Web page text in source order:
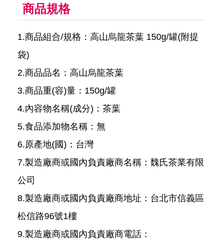
商品規格
1.商品組合/規格：高山烏龍茶葉 150g/罐(附提
袋)
2.商品品名：高山烏龍茶葉
3.商品重(容)量：150g/罐
4.內容物名稱(成分)：茶葉
5.食品添加物名稱：無
6.原產地(國)：台灣
7.製造廠商或國內負責廠商名稱：魏氏茶業有限
公司
8.製造廠商或國內負責廠商地址：台北市信義區
松信路96號1樓
9.製造廠商或國內負責廠商電話：